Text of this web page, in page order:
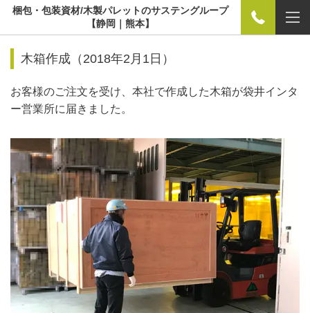
梱包・包装資材/木製パレットのサステングループ
【静岡｜熊本】
木箱作成（2018年2月1日）
お客様のご注文を受け、本社で作成した木箱が袋井インタ
ー営業所に届きました。